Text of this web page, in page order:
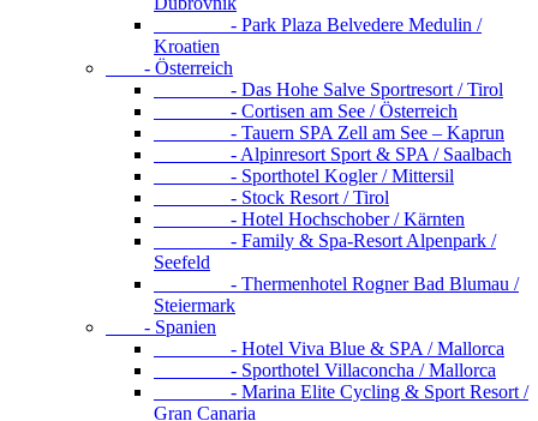
- Park Plaza Belvedere Medulin /
Kroatien
- Österreich
- Das Hohe Salve Sportresort / Tirol
- Cortisen am See / Österreich
- Tauern SPA Zell am See – Kaprun
- Alpinresort Sport & SPA / Saalbach
- Sporthotel Kogler / Mittersil
- Stock Resort / Tirol
- Hotel Hochschober / Kärnten
- Family & Spa-Resort Alpenpark /
Seefeld
- Thermenhotel Rogner Bad Blumau /
Steiermark
- Spanien
- Hotel Viva Blue & SPA / Mallorca
- Sporthotel Villaconcha / Mallorca
- Marina Elite Cycling & Sport Resort /
Gran Canaria